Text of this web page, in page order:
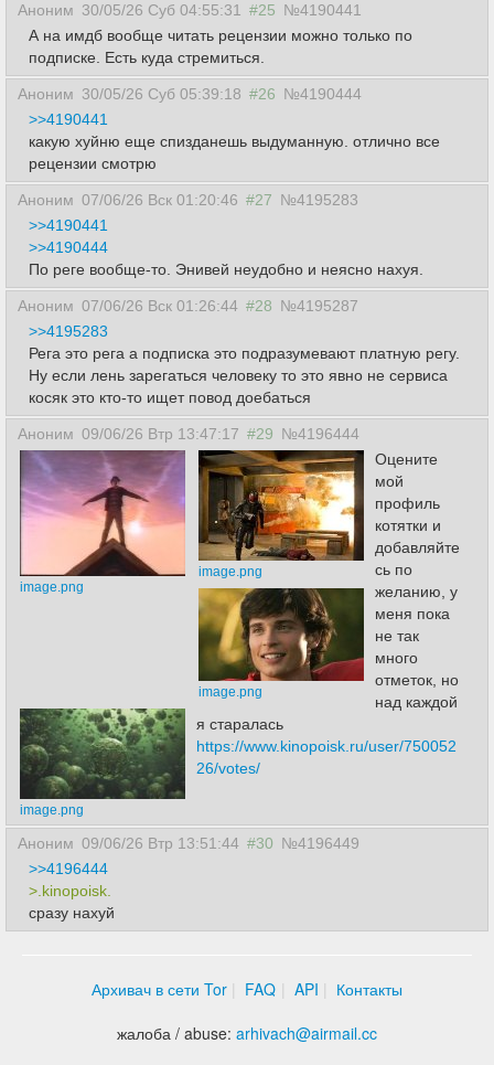
Аноним 30/05/26 Суб 04:55:31 #25 №4190441
А на имдб вообще читать рецензии можно только по
подписке. Есть куда стремиться.
Аноним 30/05/26 Суб 05:39:18 #26 №4190444
>>4190441
какую хуйню еще спизданешь выдуманную. отлично все
рецензии смотрю
Аноним 07/06/26 Вск 01:20:46 #27 №4195283
>>4190441
>>4190444
По реге вообще-то. Энивей неудобно и неясно нахуя.
Аноним 07/06/26 Вск 01:26:44 #28 №4195287
>>4195283
Рега это рега а подписка это подразумевают платную регу.
Ну если лень зарегаться человеку то это явно не сервиса
косяк это кто-то ищет повод доебаться
Аноним 09/06/26 Втр 13:47:17 #29 №4196444
image.png
image.png
image.png
image.png
Оцените
мой
профиль
котятки и
добавляйте
сь по
желанию, у
меня пока
не так
много
отметок, но
над каждой
я старалась
https://www.kinopoisk.ru/user/750052
26/votes/
Аноним 09/06/26 Втр 13:51:44 #30 №4196449
>>4196444
>.kinopoisk.
сразу нахуй
Архивач в сети Tor FAQ API
Контакты
жалоба / abuse: arhivach@airmail.cc